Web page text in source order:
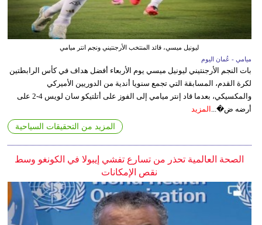
ليونيل ميسي، قائد المنتخب الأرجنتيني ونجم انتر ميامي
ميامي - عُمان اليوم
بات النجم الأرجنتيني ليونيل ميسي يوم الأربعاء أفضل هداف في كأس الرابطتين
لكرة القدم، المسابقة التي تجمع سنويا أندية من الدوريين الأميركي
والمكسيكي، بعدما قاد إنتر ميامي إلى الفوز على أتلتيكو سان لويس 4-2 على
أرضه ض�...
المزيد
المزيد من التحقيقات السياحية
الصحة العالمية تحذر من تسارع تفشي إيبولا في الكونغو وسط
نقص الإمكانات